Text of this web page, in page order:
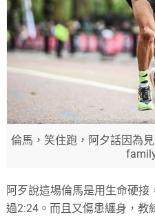
倫馬，笑住跑，阿夕話因為
阿歹說這場倫馬是用生命硬
過2:24。而且又傷患纏身，教